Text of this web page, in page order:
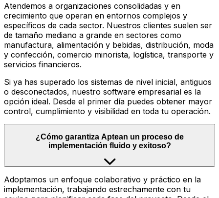
Atendemos a organizaciones consolidadas y en
crecimiento que operan en entornos complejos y
específicos de cada sector. Nuestros clientes suelen ser
de tamaño mediano a grande en sectores como
manufactura, alimentación y bebidas, distribución, moda
y confección, comercio minorista, logística, transporte y
servicios financieros.
Si ya has superado los sistemas de nivel inicial, antiguos
o desconectados, nuestro software empresarial es la
opción ideal. Desde el primer día puedes obtener mayor
control, cumplimiento y visibilidad en toda tu operación.
¿Cómo garantiza Aptean un proceso de
implementación fluido y exitoso?
Adoptamos un enfoque colaborativo y práctico en la
implementación, trabajando estrechamente con tu